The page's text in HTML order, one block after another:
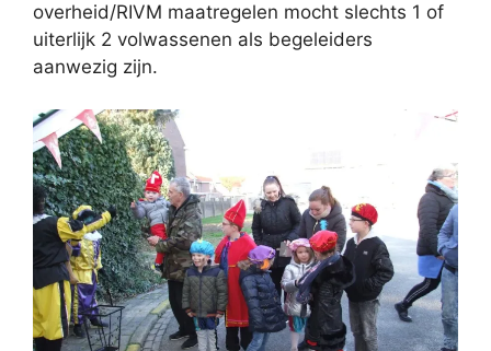
overheid/RIVM maatregelen mocht slechts 1 of
uiterlijk 2 volwassenen als begeleiders
aanwezig zijn.